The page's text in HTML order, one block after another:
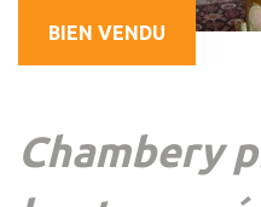
BIEN VENDU
chambery proches